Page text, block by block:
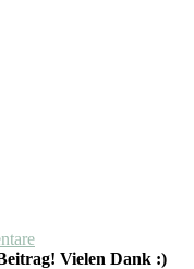
Vielen Dank :)